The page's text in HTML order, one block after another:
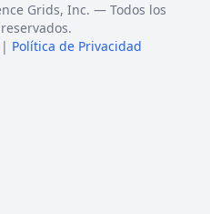
Grids, Inc. — Todos los
| Política de Privacidad